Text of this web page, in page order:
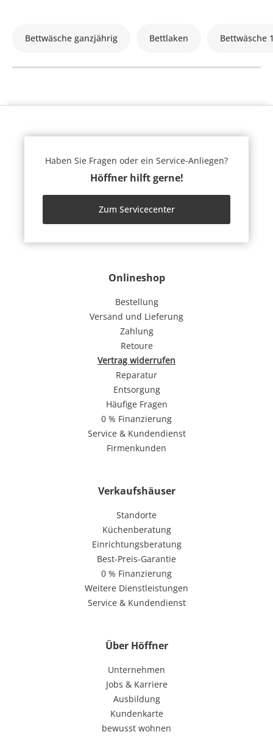
Bettwäsche ganzjährig Bettlaken Bettwäsche
Onlineshop
Bestellung
Versand und Lieferung
Zahlung
Retoure
Vertrag widerrufen
Reparatur
Entsorgung
Häufige Fragen
0 % Finanzierung
Service & Kundendienst
Firmenkunden
Verkaufshäuser
Standorte
Küchenberatung
Einrichtungsberatung
Best-Preis-Garantie
0 % Finanzierung
Weitere Dienstleistungen
Service & Kundendienst
Über Höffner
Unternehmen
Jobs & Karriere
Ausbildung
Kundenkarte
bewusst wohnen
Haben Sie Fragen oder ein Service-Anliegen?
Höffner hilft gerne!
Zum Servicecenter